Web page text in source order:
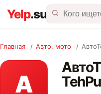
Главная / Авто, мото /
А